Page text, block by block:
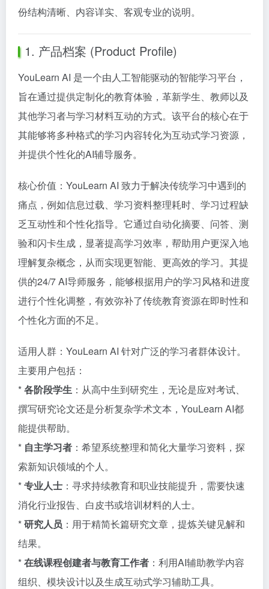
份结构清晰、内容详实、客观专业的说明。
1. 产品档案 (Product Profile)
YouLearn AI 是一个由人工智能驱动的智能学习平台，
旨在通过提供定制化的教育体验，革新学生、教师以及
其他学习者与学习材料互动的方式。该平台的核心在于
其能够将多种格式的学习内容转化为互动式学习资源，
并提供个性化的AI辅导服务。
核心价值：YouLearn AI 致力于解决传统学习中遇到的
痛点，例如信息过载、学习资料整理耗时、学习过程缺
乏互动性和个性化指导。它通过自动化摘要、问答、测
验和闪卡生成，显著提高学习效率，帮助用户更深入地
理解复杂概念，从而实现更智能、更高效的学习。其提
供的24/7 AI导师服务，能够根据用户的学习风格和进度
进行个性化调整，有效弥补了传统教育资源在即时性和
个性化方面的不足。
适用人群：YouLearn AI 针对广泛的学习者群体设计。
主要用户包括：
*各阶段学生 ：从高中生到研究生，无论是应对考试、
撰写研究论文还是分析复杂学术文本，YouLearn AI都
能提供帮助。
* 自主学习者 ：希望系统整理和简化大量学习资料，探
索新知识领域的个人。
*专业人士 ：寻求持续教育和职业技能提升，需要快速
消化行业报告、白皮书或培训材料的人士。
*研究人员 ：用于精简长篇研究文章，提炼关键见解和
结果。
*在线课程创建者与教育工作者 ：利用AI辅助教学内容
组织、模块设计以及生成互动式学习辅助工具。